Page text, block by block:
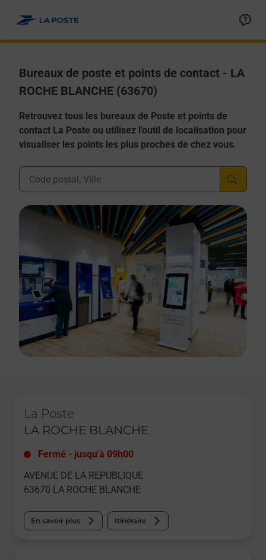
Bureaux de poste et points de contact - LA
ROCHE BLANCHE (63670)
Retrouvez tous les bureaux de Poste et points de
contact La Poste ou utilisez l'outil de localisation pour
visualiser les points les plus proches de chez vous.
Ville, Département, Code Postal
La Poste
LA ROCHE BLANCHE
Fermé - jusqu'à 09h00
AVENUE DE LA REPUBLIQUE
63670 LA ROCHE BLANCHE
En savoir plus Itinéraire